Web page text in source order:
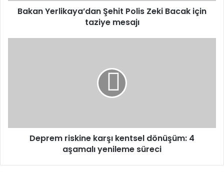
Bakan Yerlikaya’dan Şehit Polis Zeki Bacak için
taziye mesajı
süreci
Deprem riskine karşı kentsel dönüşüm: 4
aşamalı yenileme süreci